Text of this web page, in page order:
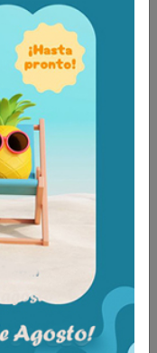
transcutánea
3D de
áreas de los
de su canal de
que el cojín
del
del tejido
de las
riesgo y
contra los
como